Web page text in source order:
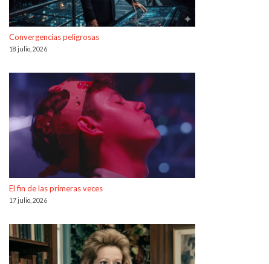
Convergencias peligrosas
18 julio, 2026
El fin de las primeras veces
17 julio, 2026